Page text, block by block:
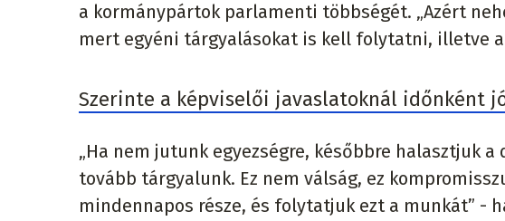
a kormánypártok parlamenti többségét. „Azért
mert egyéni tárgyalásokat is kell folytatni, illetve
Szerinte a képviselői javaslatoknál időnként
„Ha nem jutunk egyezségre, későbbre halasztjuk
tovább tárgyalunk. Ez nem válság, ez
mindennapos része, és folytatjuk ezt a munkát” -